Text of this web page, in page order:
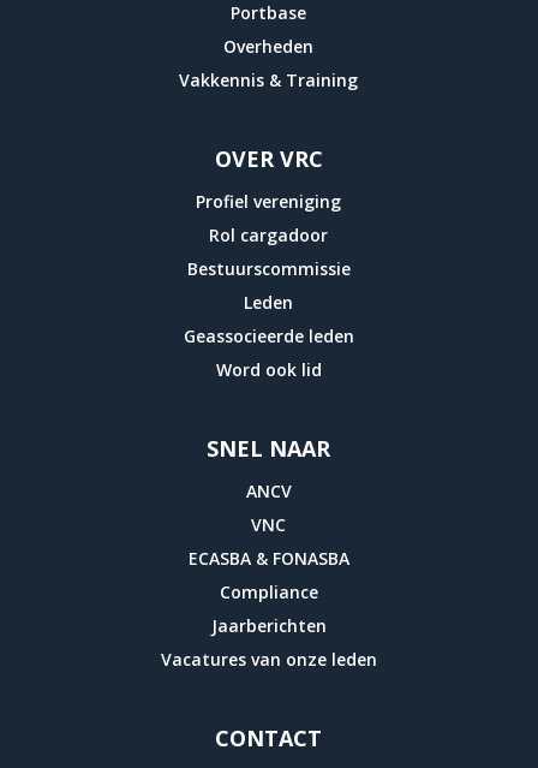
Portbase
Overheden
Vakkennis & Training
OVER VRC
Profiel vereniging
Rol cargadoor
Bestuurscommissie
Leden
Geassocieerde leden
Word ook lid
SNEL NAAR
ANCV
VNC
ECASBA & FONASBA
Compliance
Jaarberichten
Vacatures van onze leden
CONTACT